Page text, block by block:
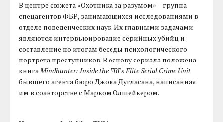
В центре сюжета «Охотника за разумом» – группа
спецагентов ФБР, занимающихся исследованиями в
отделе поведенческих наук. Их главными задачами
являются интервьюирование серийных убийц и
составление по итогам беседы психологического
портрета преступников. В основу сериала положена
книгаMindhunter: Inside the FBI's Elite Serial Crime Unit
бывшего агента бюро Джона Дугласана, написанная
им в соавторстве с Марком Олшейкером.